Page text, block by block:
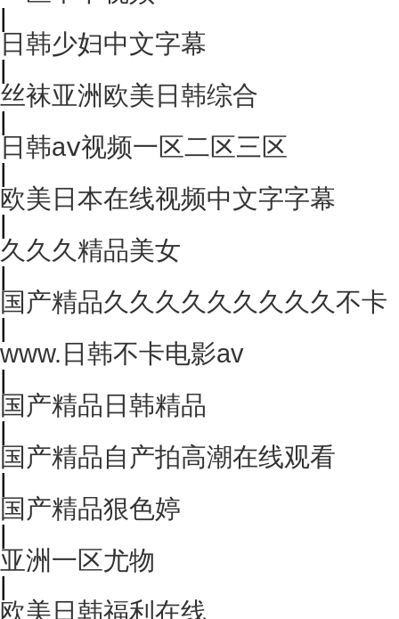
|
日韩少妇中文字幕
|
丝袜亚洲欧美日韩综合
|
日韩aⅴ视频一区二区三区
|
欧美日本在线视频中文字字幕
|
久久久精品美女
|
国产精品久久久久久久久久久不卡
|
www.日韩不卡电影av
|
国产精品日韩精品
|
国产精品自产拍高潮在线观看
|
国产精品狠色婷
|
亚洲一区尤物
|
欧美日韩福利在线